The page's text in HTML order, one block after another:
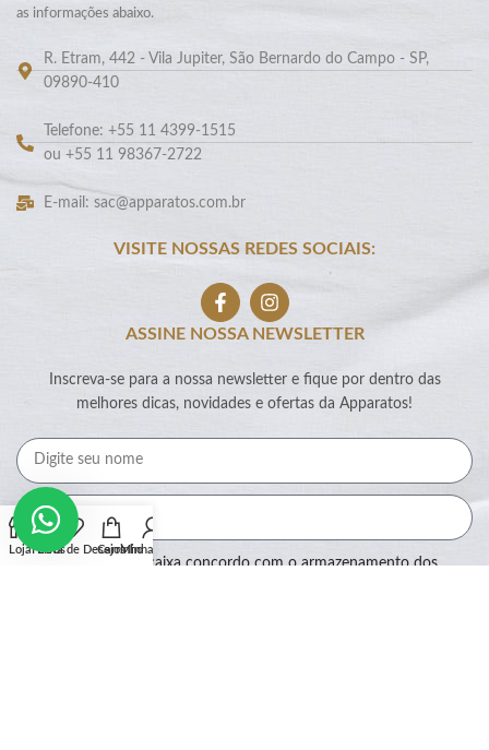
as informações abaixo.
R. Etram, 442 - Vila Jupiter, São Bernardo do Campo - SP,
09890-410
Telefone: +55 11 4399-1515
ou +55 11 98367-2722
E-mail: sac@apparatos.com.br
VISITE NOSSAS REDES SOCIAIS:
ASSINE NOSSA NEWSLETTER
Inscreva-se para a nossa newsletter e fique por dentro das
melhores dicas, novidades e ofertas da Apparatos!
Ao marcar essa caixa concordo com o armazenamento dos
LojaFiltros
Lista de Desejos
CarrinhoMinha conta